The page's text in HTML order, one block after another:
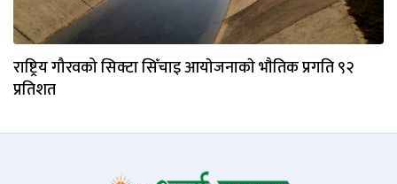
राष्ट्रिय गौरवको सिक्टा सिँचाइ आयाेजनाकाे भाैतिक प्रगति ९२
प्रतिशत